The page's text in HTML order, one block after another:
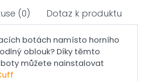
(0) Dotaz k produktu
botách namísto horního
oblouk? Díky těmto
boty můžete nainstalovat